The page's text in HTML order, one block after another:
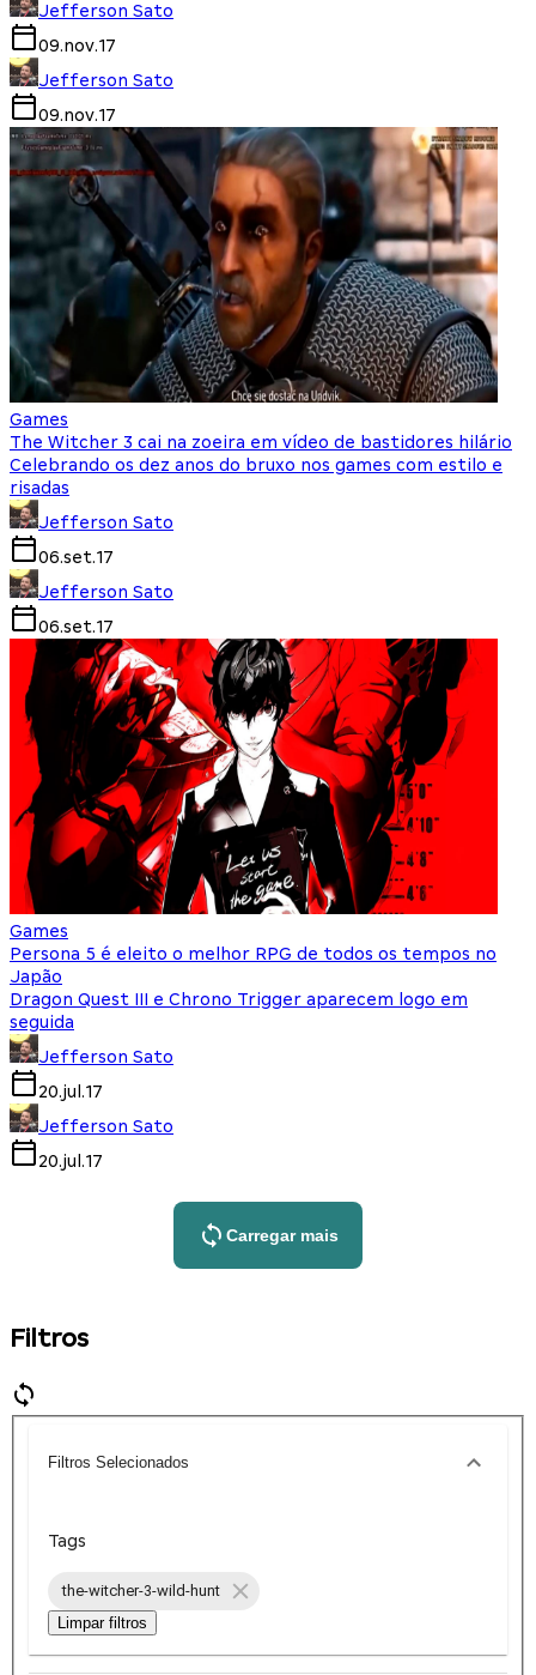
Jefferson Sato
09.nov.17
Jefferson Sato
09.nov.17
Games
The Witcher 3 cai na zoeira em vídeo de bastidores hilário
Celebrando os dez anos do bruxo nos games com estilo e
risadas
Jefferson Sato
06.set.17
Jefferson Sato
06.set.17
Games
Persona 5 é eleito o melhor RPG de todos os tempos no
Japão
Dragon Quest III e Chrono Trigger aparecem logo em
seguida
Jefferson Sato
20.jul.17
Jefferson Sato
20.jul.17
Carregar mais
Filtros
Filtros Selecionados
Tags
the-witcher-3-wild-hunt
Limpar filtros